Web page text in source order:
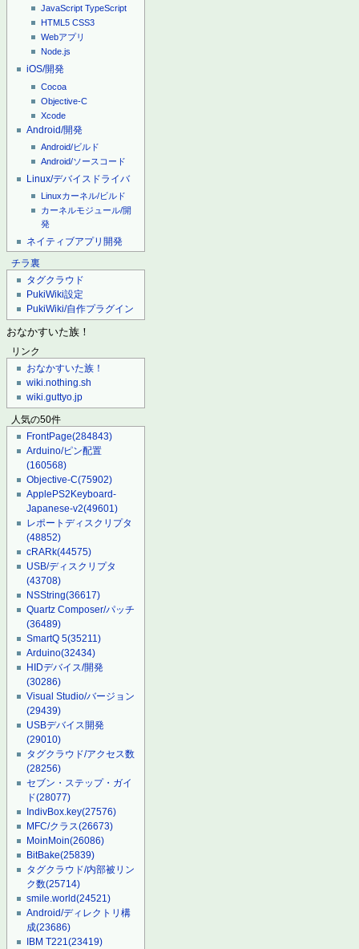
JavaScript TypeScript
HTML5 CSS3
Webアプリ
Node.js
iOS/開発
Cocoa
Objective-C
Xcode
Android/開発
Android/ビルド
Android/ソースコード
Linux/デバイスドライバ
Linuxカーネル/ビルド
カーネルモジュール/開
発
ネイティブアプリ開発
チラ裏
タグクラウド
PukiWiki設定
PukiWiki/自作プラグイン
おなかすいた族！
リンク
おなかすいた族！
wiki.nothing.sh
wiki.guttyo.jp
人気の50件
FrontPage(284843)
Arduino/ピン配置
(160568)
Objective-C(75902)
ApplePS2Keyboard-
Japanese-v2(49601)
レポートディスクリプタ
(48852)
cRARk(44575)
USB/ディスクリプタ
(43708)
NSString(36617)
Quartz Composer/パッチ
(36489)
SmartQ 5(35211)
Arduino(32434)
HIDデバイス/開発
(30286)
Visual Studio/バージョン
(29439)
USBデバイス開発
(29010)
タグクラウド/アクセス数
(28256)
セブン・ステップ・ガイ
ド(28077)
IndivBox.key(27576)
MFC/クラス(26673)
MoinMoin(26086)
BitBake(25839)
タグクラウド/内部被リン
ク数(25714)
smile.world(24521)
Android/ディレクトリ構
成(23686)
IBM T221(23419)